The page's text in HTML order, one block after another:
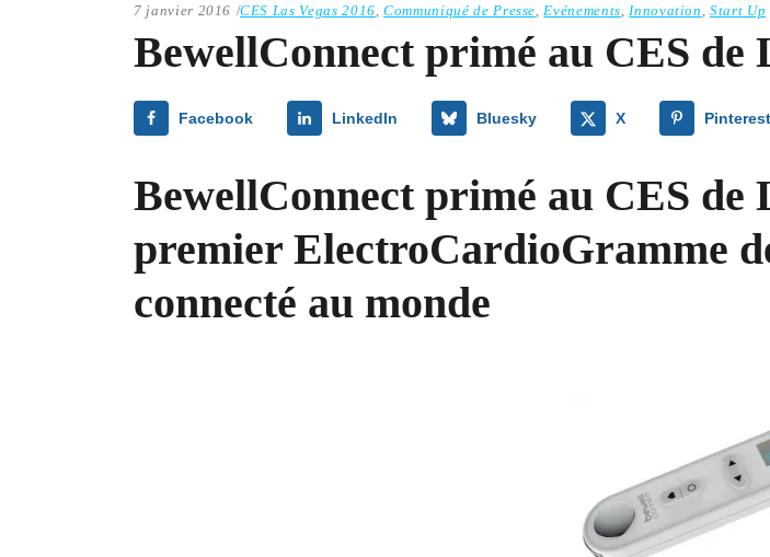
7 janvier 2016 CES Las Vegas 2016 ,Communiqué de Presse Evénements Innovation ,Start Up
BewellConnect primé au CES de
Facebook LinkedIn Bluesky X Pinterest
BewellConnect primé au CES de
premier ElectroCardioGramme
connecté au monde